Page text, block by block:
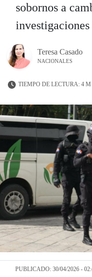
sobornos a
Teresa Casado
NACIONALES
TIEMPO DE LECTURA: 4 M
PUBLICADO: 30/04/2026 -